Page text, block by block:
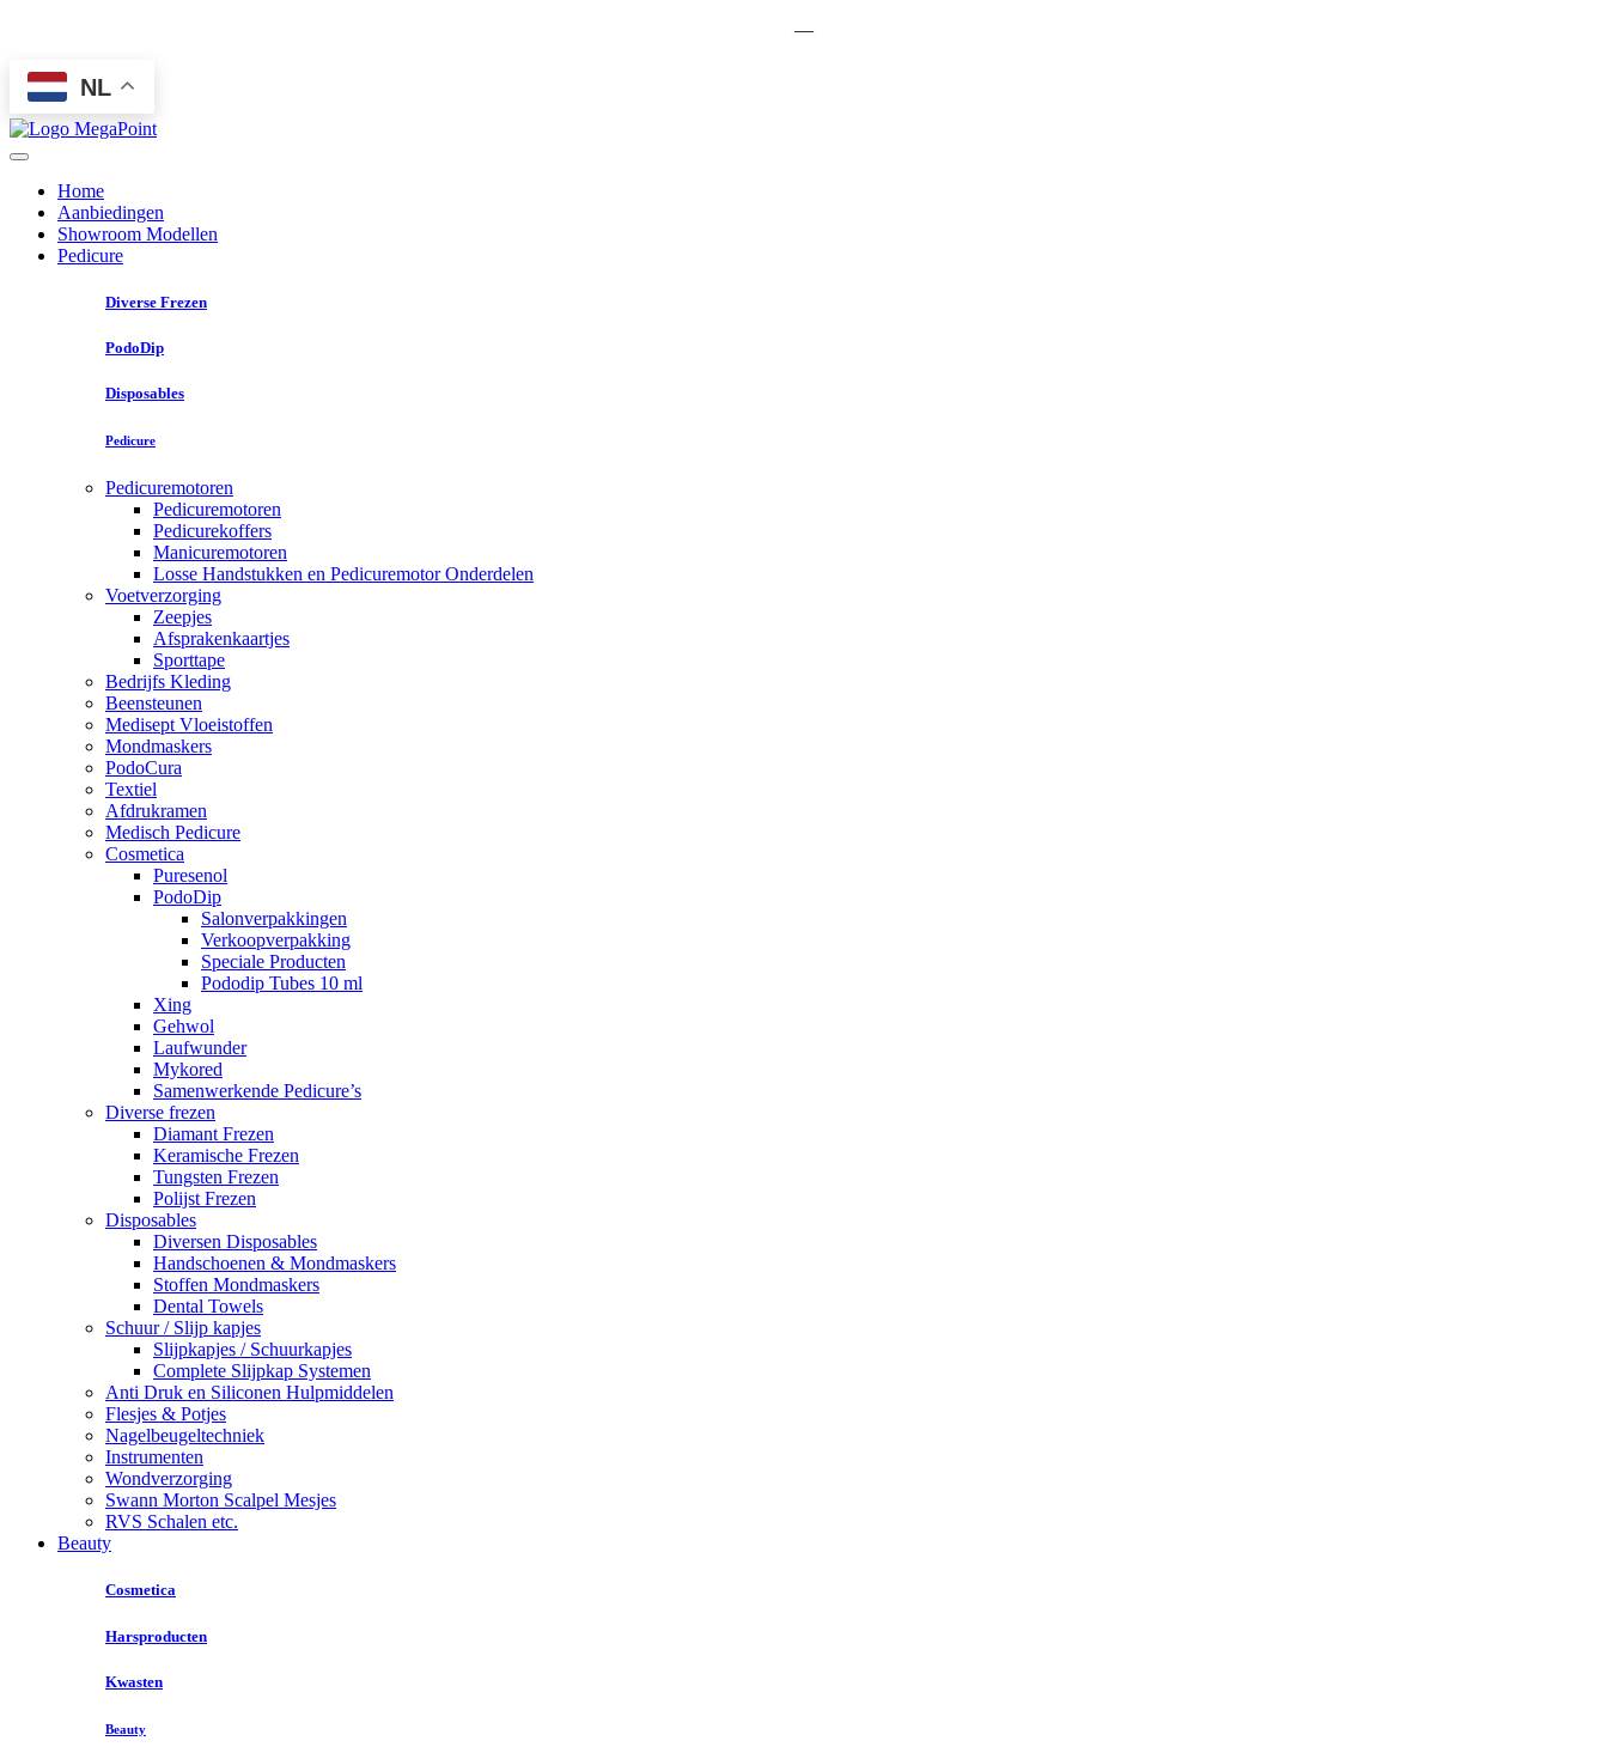
—
NL
Home
Aanbiedingen
Showroom Modellen
Pedicure
Diverse Frezen
PodoDip
Disposables
Pedicure
Pedicuremotoren
Pedicuremotoren
Pedicurekoffers
Manicuremotoren
Losse Handstukken en Pedicuremotor Onderdelen
Voetverzorging
Zeepjes
Afsprakenkaartjes
Sporttape
Bedrijfs Kleding
Beensteunen
Medisept Vloeistoffen
Mondmaskers
PodoCura
Textiel
Afdrukramen
Medisch Pedicure
Cosmetica
Puresenol
PodoDip
Salonverpakkingen
Verkoopverpakking
Speciale Producten
Pododip Tubes 10 ml
Xing
Gehwol
Laufwunder
Mykored
Samenwerkende Pedicure’s
Diverse frezen
Diamant Frezen
Keramische Frezen
Tungsten Frezen
Polijst Frezen
Disposables
Diversen Disposables
Handschoenen & Mondmaskers
Stoffen Mondmaskers
Dental Towels
Schuur / Slijp kapjes
Slijpkapjes / Schuurkapjes
Complete Slijpkap Systemen
Anti Druk en Siliconen Hulpmiddelen
Flesjes & Potjes
Nagelbeugeltechniek
Instrumenten
Wondverzorging
Swann Morton Scalpel Mesjes
RVS Schalen etc.
Beauty
Cosmetica
Harsproducten
Kwasten
Beauty